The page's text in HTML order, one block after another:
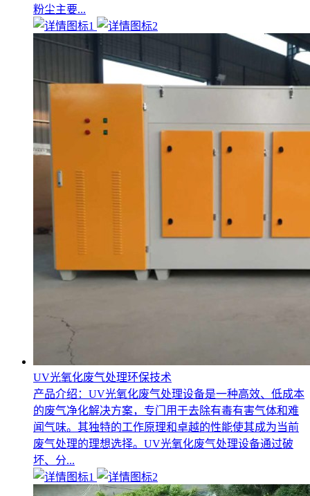
粉尘主要...
UV光氧化废气处理环保技术
产品介绍：UV光氧化废气处理设备是一种高效、低成本
的废气净化解决方案，专门用于去除有毒有害气体和难
闻气味。其独特的工作原理和卓越的性能使其成为当前
废气处理的理想选择。UV光氧化废气处理设备通过破
坏、分...